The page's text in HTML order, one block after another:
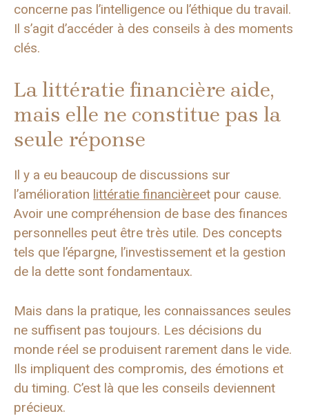
concerne pas l’intelligence ou l’éthique du travail.
Il s’agit d’accéder à des conseils à des moments
clés.
La littératie financière aide,
mais elle ne constitue pas la
seule réponse
Il y a eu beaucoup de discussions sur
l’amélioration littératie financièreet pour cause.
Avoir une compréhension de base des finances
personnelles peut être très utile. Des concepts
tels que l’épargne, l’investissement et la gestion
de la dette sont fondamentaux.
Mais dans la pratique, les connaissances seules
ne suffisent pas toujours. Les décisions du
monde réel se produisent rarement dans le vide.
Ils impliquent des compromis, des émotions et
du timing. C’est là que les conseils deviennent
précieux.